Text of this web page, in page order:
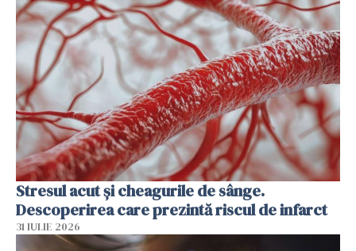
Stresul acut și cheagurile de sânge.
Descoperirea care prezintă riscul de infarct
31 IULIE 2026